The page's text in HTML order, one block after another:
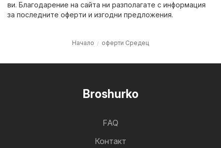
ви. Благодарение на сайта ни разполагате с информация
за последните оферти и изгодни предложения.
Начало оферти Средец
Broshurko
FAQ
Контакт